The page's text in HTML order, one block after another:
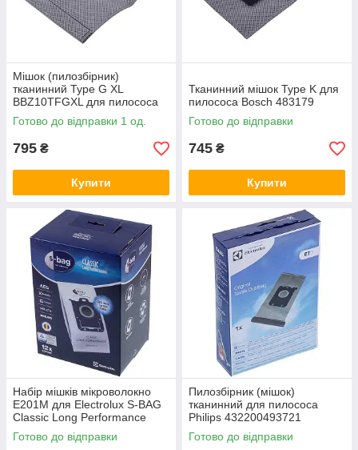
Мішок (пилозбірник)
тканинний Type G XL
BBZ10TFGXL для пилососа
Bosch 577668
Готово до відправки 1 од.
795 ₴
Купити
Тканинний мішок Type K для
пилососа Bosch 483179
Готово до відправки
745 ₴
Купити
Набір мішків мікроволокно
E201M для Electrolux S-BAG
Classic Long Performance
9002560994
Готово до відправки
Пилозбірник (мішок)
тканинний для пилососа
Philips 432200493721
Готово до відправки